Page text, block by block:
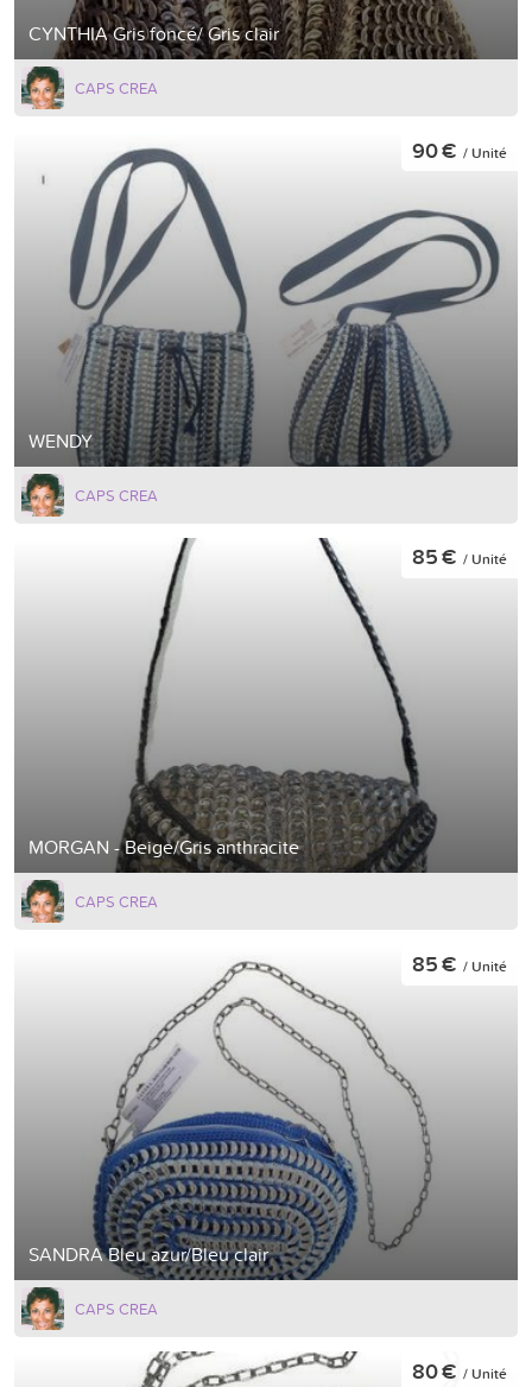
CYNTHIA Gris foncé/ Gris clair
CAPS CREA
WENDY
90 € / Unité
CAPS CREA
MORGAN - Beige/Gris anthracite
85 € / Unité
CAPS CREA
SANDRA Bleu azur/Bleu clair
85 € / Unité
CAPS CREA
80 € / Unité